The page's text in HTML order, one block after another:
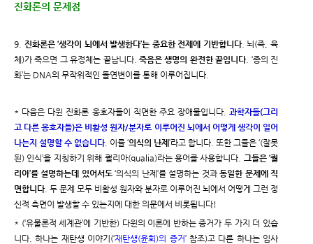
진화론의 문제점
9. 진화론은 ‘생각이 뇌에서 발생한다’는 중요한 전제에 기반합니다. 뇌(즉, 육
체)가 죽으면 그 유정체는 끝납니다. 죽음은 생명의 완전한 끝입니다. ‘종의 진
화’는 DNA의 무작위적인 돌연변이를 통해 이루어집니다.
* 다음은 다윈 진화론 옹호자들이 직면한 주요 장애물입니다. 과학자들(그리
고 다른 옹호자들)은 비활성 원자/분자로 이루어진 뇌에서 어떻게 생각이 일어
나는지 설명할 수 없습니다. 이를 ‘의식의 난제 ’라고 합니다. 또한 그들은 ‘(잘못
된) 인식’을 지칭하기 위해 퀄리아(qualia)라는 용어를 사용합니다. 그들은 ‘퀄
리아’를 설명하는데 있어서도‘의식의 난제’를 설명하는 것과동일한 문제에 직
면합니다. 두 문제 모두 비활성 원자와 분자로 이루어진 뇌에서 어떻게 그런 정
신적 측면이 발생할 수 있는지에 대한 의문에서 비롯됩니다!
* (‘유물론적 세계관’에 기반한) 다윈의 이론에 반하는 증거가 두 가지 더 있습
니다. 하나는 재탄생 이야기(‘재탄생(윤회)의 증거’ 참조)고 다른 하나는 임사